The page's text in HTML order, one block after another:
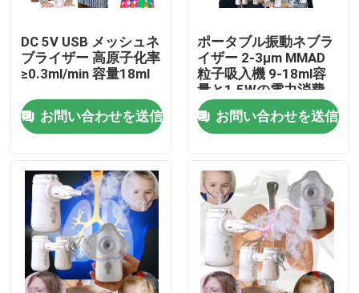
網の噴霧器機械
喘息の網の噴霧器
医療用メッシュネブライザー
振動メッシュネブライザー
携帯用吸入器の噴霧器
DC 5V USB メッシュネ
ブライザー 高原子化率
≥0.3ml/min 容量18ml
お問い合わせを送信
ポータブル振動ネブラ
イザー 2-3μm MMAD
粒子吸入機 9-18ml容
量と1.5Wの電力消費
量
お問い合わせを送信